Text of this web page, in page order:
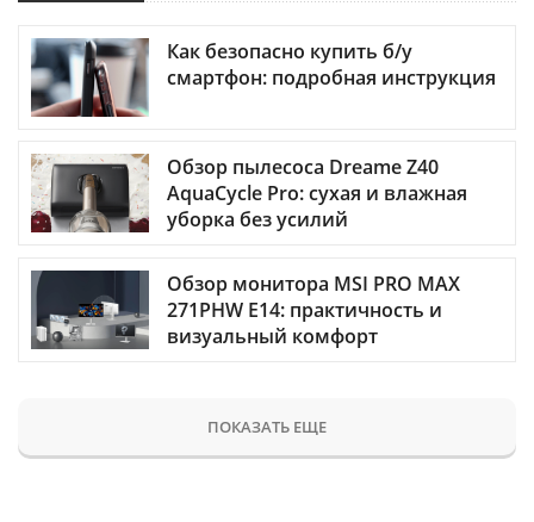
Как безопасно купить б/у
смартфон: подробная инструкция
Обзор пылесоса Dreame Z40
AquaCycle Pro: сухая и влажная
уборка без усилий
Обзор монитора MSI PRO MAX
271PHW E14: практичность и
визуальный комфорт
ПОКАЗАТЬ ЕЩЕ